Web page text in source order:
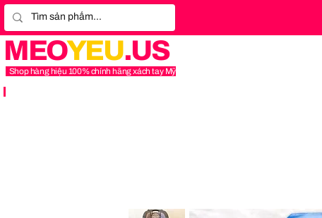
MEOYEU.US
Shop hàng hiệu 100% chính hãng xách tay Mỹ